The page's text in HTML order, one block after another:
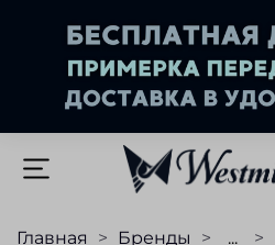
Главная Бренды ...